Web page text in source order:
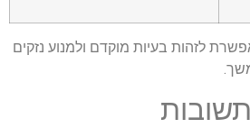
לזהות בעיות מוקדם ולמנוע נזקים